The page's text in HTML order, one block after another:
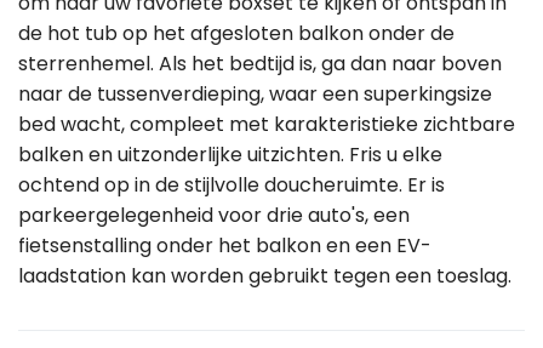
de hot tub op het afgesloten balkon onder de
sterrenhemel. Als het bedtijd is, ga dan naar boven
naar de tussenverdieping, waar een superkingsize
bed wacht, compleet met karakteristieke zichtbare
balken en uitzonderlijke uitzichten. Fris u elke
ochtend op in de stijlvolle doucheruimte. Er is
parkeergelegenheid voor drie auto's, een
fietsenstalling onder het balkon en een EV-
laadstation kan worden gebruikt tegen een toeslag.